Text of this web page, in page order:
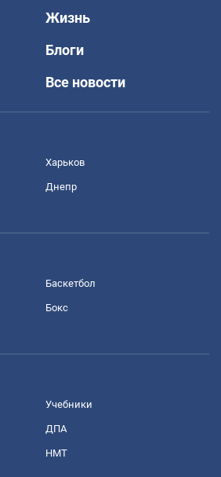
Жизнь
Блоги
Все новости
Харьков
Днепр
Баскетбол
Бокс
Учебники
ДПА
НМТ